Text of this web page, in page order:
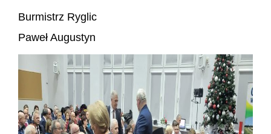
Burmistrz Ryglic
Paweł Augustyn